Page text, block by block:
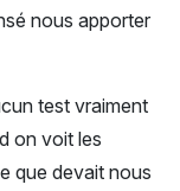
nous apporter
test vraiment
on voit les
que devait nous